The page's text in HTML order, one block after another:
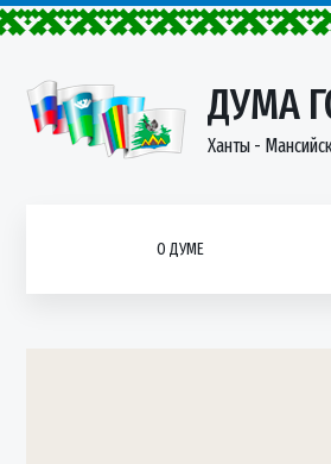
ДУМА
Ханты -
О ДУМЕ